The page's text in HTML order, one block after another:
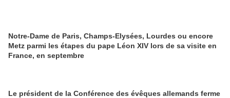
Notre-Dame de Paris, Champs-Elysées, Lourdes ou encore
Metz parmi les étapes du pape Léon XIV lors de sa visite en
France, en septembre
Le président de la Conférence des évêques allemands ferme